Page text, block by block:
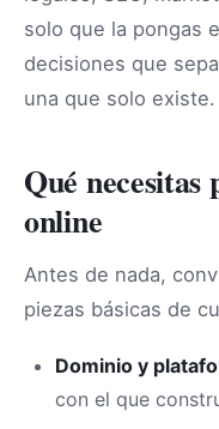
solo que la pongas
decisiones que
una que solo existe.
Qué
online
Antes de nada,
piezas básicas de
Dominio y
con el que